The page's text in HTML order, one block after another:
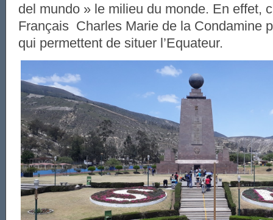
del mundo » le milieu du monde. En effet,
Français Charles Marie de la Condamine
qui permettent de situer l’Equateur.